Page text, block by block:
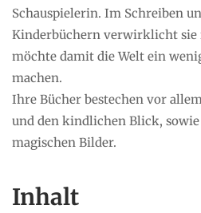
Schauspielerin. Im Schreiben
Kinderbüchern verwirklicht sie
möchte damit die Welt ein
machen.
Ihre Bücher bestechen vor
und den kindlichen Blick,
magischen Bilder.
Inhalt